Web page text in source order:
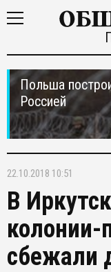
Польша
Россией
22.10.2018 10:51
В
колонии-
сбежали